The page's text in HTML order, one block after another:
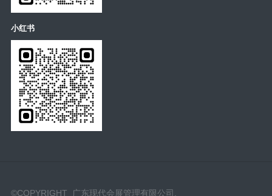
小红书
©COPYRIGHT 广东现代会展管理有限公司.